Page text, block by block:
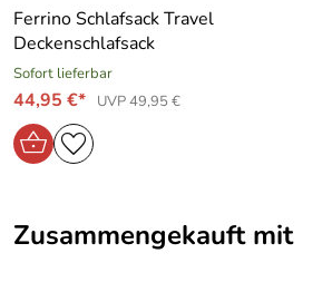
Ferrino Schlafsack Travel
Deckenschlafsack
Sofort lieferbar
44,95 €* UVP 49,95 €
Zusammengekauft mit